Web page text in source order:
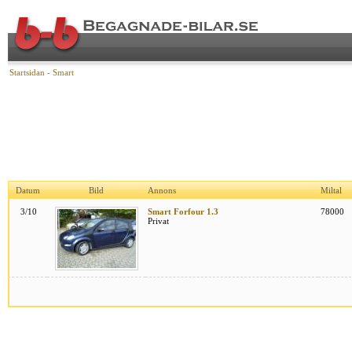
Startsidan - Smart
Datum Bild Annons Miltal
3/10
Smart Forfour 1.3
Privat
78000